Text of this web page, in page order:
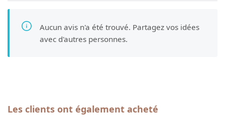
Aucun avis n'a été trouvé. Partagez vos idées
avec d'autres personnes.
Ignorer la galerie de produits
Les clients ont également acheté